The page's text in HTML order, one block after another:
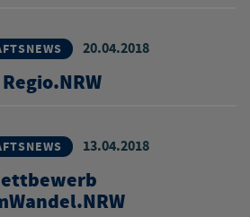
20.04.2018
13.04.2018